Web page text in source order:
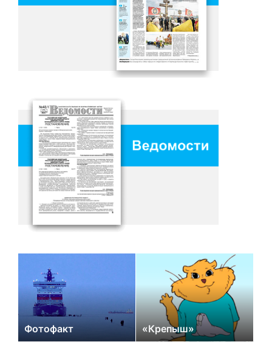
Фотофакт «Крепыш»